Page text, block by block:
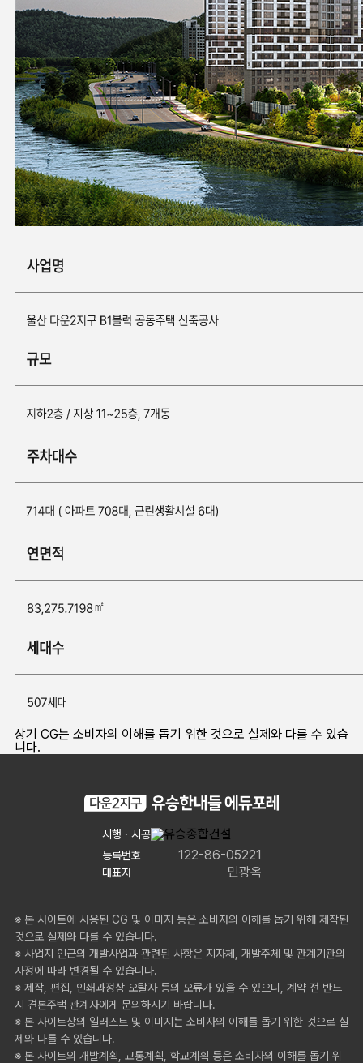
상기 CG는 소비자의 이해를 돕기 위한 것으로 실제와 다를 수 있습
니다.
시행 · 시공
등록번호
122-86-05221
대표자 민광옥
※ 본 사이트에 사용된 CG 및 이미지 등은 소비자의 이해를 돕기 위해 제작된
것으로 실제와 다를 수 있습니다.
※ 사업지 인근의 개발사업과 관련된 사항은 지자체, 개발주체 및 관계기관의
사정에 따라 변경될 수 있습니다.
※ 제작, 편집, 인쇄과정상 오탈자 등의 오류가 있을 수 있으니, 계약 전 반드
시 견본주택 관계자에게 문의하시기 바랍니다.
※ 본 사이트상의 일러스트 및 이미지는 소비자의 이해를 돕기 위한 것으로 실
제와 다를 수 있습니다.
※ 본 사이트의 개발계획, 교통계획, 학교계획 등은 소비자의 이해를 돕기 위